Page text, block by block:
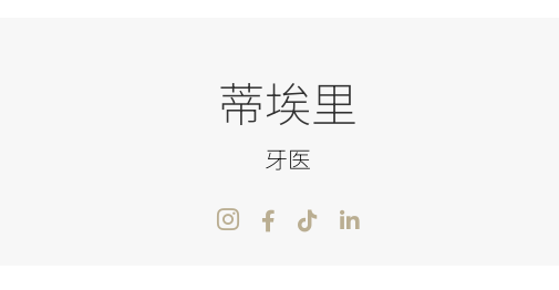
蒂埃里
牙医
   